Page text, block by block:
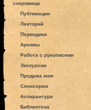
сокровища
Публикации
Лекторий
Периодика
Архивы
Работа с рукописями
Экскурсии
Продажа книг
Спонсорам
Аспирантура
Библиотека